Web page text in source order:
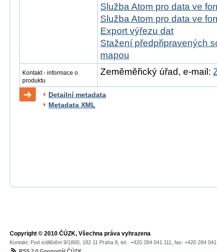
Služba Atom pro data ve
Služba Atom pro data ve
Export výřezu dat
Stažení předpřipravených
mapou
Kontakt - informace o
produktu
Zeměměřický úřad, e-mail:
Detailní metadata
Metadata XML
Copyright © 2010 ČÚZK, Všechna práva vyhrazena
Kontakt: Pod sídlištěm 9/1800, 182 11 Praha 8, tel.: +420 284 041 111, fax: +420 284